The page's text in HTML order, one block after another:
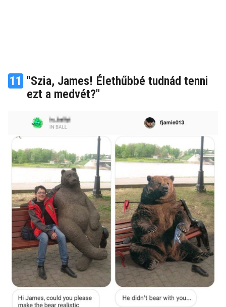
11 "Szia, James! Élethűbbé tudnád tenni
ezt a medvét?"